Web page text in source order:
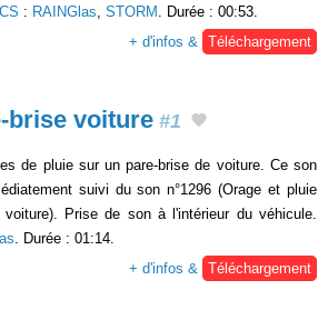
: RAINGlas, STORM . Durée : 00:53.
+ d'infos & Téléchargement
brise voiture #1
de pluie sur un pare-brise de voiture. Ce son
suivi du son n°1296 (Orage et pluie
voiture). Prise de son à l'intérieur du véhicule.
. Durée : 01:14.
+ d'infos &
Téléchargement